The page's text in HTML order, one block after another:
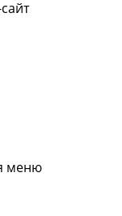
меню